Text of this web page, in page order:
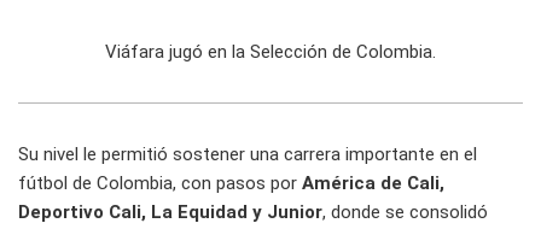
Viáfara jugó en la Selección de Colombia.
Su nivel le permitió sostener una carrera importante en el
fútbol de Colombia, con pasos por América de Cali,
Deportivo Cali, La Equidad y Junior, donde se consolidó